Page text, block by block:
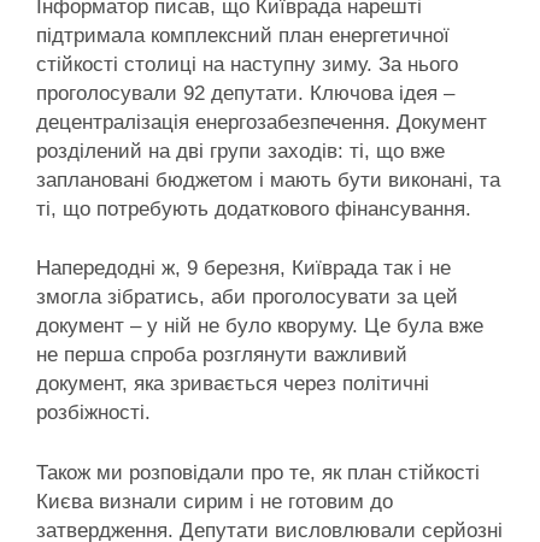
Інформатор писав, що Київрада нарешті
підтримала комплексний план енергетичної
стійкості столиці на наступну зиму. За нього
проголосували 92 депутати. Ключова ідея –
децентралізація енергозабезпечення. Документ
розділений на дві групи заходів: ті, що вже
заплановані бюджетом і мають бути виконані, та
ті, що потребують додаткового фінансування.
Напередодні ж, 9 березня, Київрада так і не
змогла зібратись, аби проголосувати за цей
документ – у ній не було кворуму. Це була вже
не перша спроба розглянути важливий
документ, яка зривається через політичні
розбіжності.
Також ми розповідали про те, як план стійкості
Києва визнали сирим і не готовим до
затвердження. Депутати висловлювали серйозні